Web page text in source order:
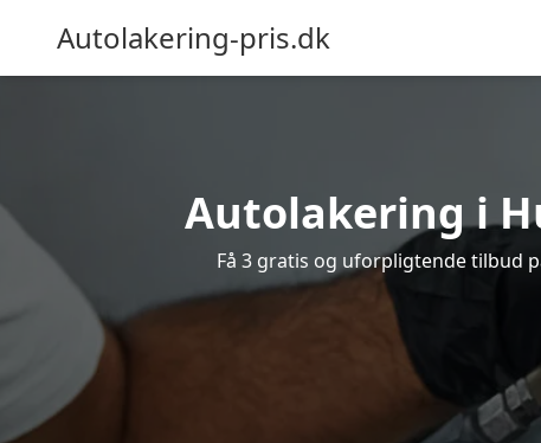
Autolakering-pris.dk
Autolakering i
Få 3 gratis og uforpligtende tilbud